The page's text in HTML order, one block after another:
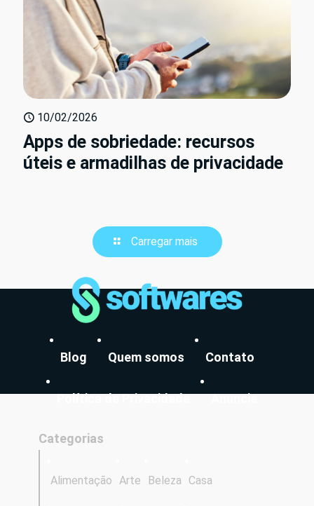
10/02/2026
Apps de sobriedade: recursos
úteis e armadilhas de privacidade
Carregar mais
Blog Quem somos Contato
Política de Privacidade Anuncie
Categorias
Alimentação Arte Beleza Casa